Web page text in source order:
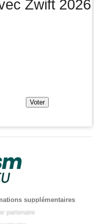
Zwift 2026
supplémentaires
partenaire